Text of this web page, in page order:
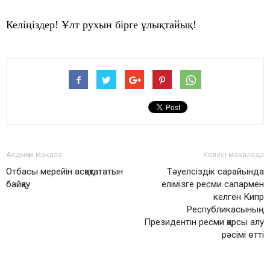
Келіңіздер! Ұлт рухын бірге ұлықтайық!
Алдыңғы мақала
Отбасы мерейін асқақтататын
байқау
Келесі мақалада
Тәуелсіздік сарайында
елімізге ресми сапармен
келген Кипр
Республикасының
Президентін ресми қарсы алу
рәсімі өтті